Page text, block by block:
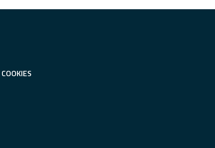
COOKIES